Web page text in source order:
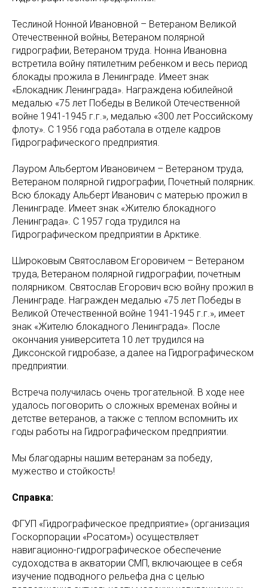
Теслиной Нонной Ивановной – Ветераном Великой
Отечественной войны, Ветераном полярной
гидрографии, Ветераном труда. Нонна Ивановна
встретила войну пятилетним ребенком и весь период
блокады прожила в Ленинграде. Имеет знак
«Блокадник Ленинграда». Награждена юбилейной
медалью «75 лет Победы в Великой Отечественной
войне 1941-1945 г.г.», медалью «300 лет Российскому
флоту». С 1956 года работала в отделе кадров
Гидрографического предприятия.
Лауром Альбертом Ивановичем – Ветераном труда,
Ветераном полярной гидрографии, Почетный полярник.
Всю блокаду Альберт Иванович с матерью прожил в
Ленинграде. Имеет знак «Жителю блокадного
Ленинграда». С 1957 года трудился на
Гидрографическом предприятии в Арктике.
Широковым Святославом Егоровичем – Ветераном
труда, Ветераном полярной гидрографии, почетным
полярником. Святослав Егорович всю войну прожил в
Ленинграде. Награжден медалью «75 лет Победы в
Великой Отечественной войне 1941-1945 г.г.», имеет
знак «Жителю блокадного Ленинграда». После
окончания университета 10 лет трудился на
Диксонской гидробазе, а далее на Гидрографическом
предприятии.
Встреча получилась очень трогательной. В ходе нее
удалось поговорить о сложных временах войны и
детстве ветеранов, а также с теплом вспомнить их
годы работы на Гидрографическом предприятии.
Мы благодарны нашим ветеранам за победу,
мужество и стойкость!
Справка:
ФГУП «Гидрографическое предприятие» (организация
Госкорпорации «Росатом») осуществляет
навигационно-гидрографическое обеспечение
судоходства в акватории СМП, включающее в себя
изучение подводного рельефа дна с целью